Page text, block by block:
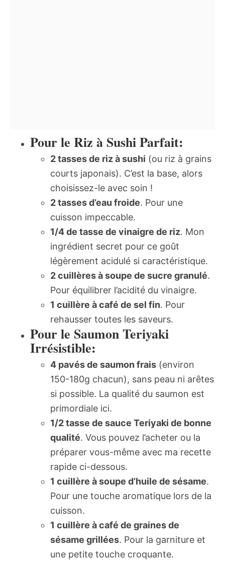
Pour le Riz à Sushi Parfait:
2 tasses de riz à sushi (ou riz à grains
courts japonais). C’est la base, alors
choisissez-le avec soin !
2 tasses d’eau froide. Pour une
cuisson impeccable.
1/4 de tasse de vinaigre de riz. Mon
ingrédient secret pour ce goût
légèrement acidulé si caractéristique.
2 cuillères à soupe de sucre granulé.
Pour équilibrer l’acidité du vinaigre.
1 cuillère à café de sel fin. Pour
rehausser toutes les saveurs.
Pour le Saumon Teriyaki
Irrésistible:
4 pavés de saumon frais (environ
150-180g chacun), sans peau ni arêtes
si possible. La qualité du saumon est
primordiale ici.
1/2 tasse de sauce Teriyaki de bonne
qualité. Vous pouvez l’acheter ou la
préparer vous-même avec ma recette
rapide ci-dessous.
1 cuillère à soupe d’huile de sésame.
Pour une touche aromatique lors de la
cuisson.
1 cuillère à café de graines de
sésame grillées. Pour la garniture et
une petite touche croquante.